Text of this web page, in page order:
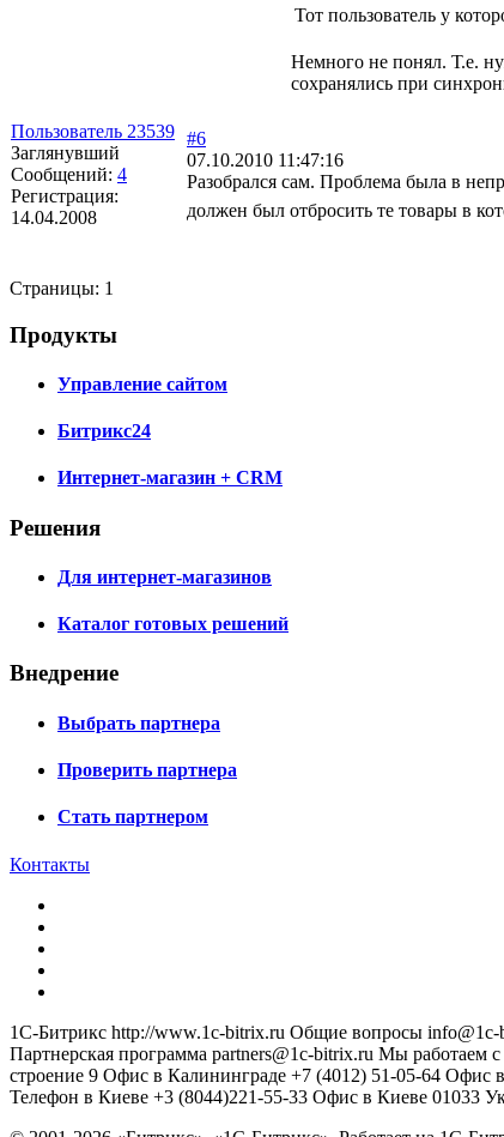
Тот пользователь у
Немного не понял. Т.е.
сохранялись при
Пользователь 23539
Заглянувший
Сообщений: 4
Регистрация:
14.04.2008
#6
07.10.2010 11:47:16
Разобрался сам. Проблема была в
должен был отбросить те товары в
Страницы: 1
Продукты
Управление сайтом
Битрикс24
Интернет-магазин + CRM
Решения
Для интернет-магазинов
Каталог готовых решений
Внедрение
Выбрать партнера
Проверить партнера
Стать партнером
Контакты
1С-Битрикс http://www.1c-bitrix.ru Общие вопросы info@1c-
Партнерская программа partners@1c-bitrix.ru Мы работаем с
строение 9 Офис в Калининграде +7 (4012) 51-05-64 Офис
Телефон в Киеве +3 (8044)221-55-33 Офис в Киеве 01033